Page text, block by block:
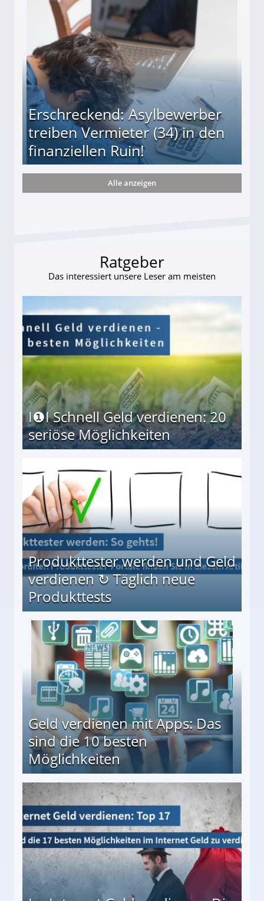
und wie viel?
Erschreckend: Asylbewerber
treiben Vermieter (34) in den
finanziellen Ruin!
(34) in den finanziellen Ruin!
Alle anzeigen
Ratgeber
Das interessiert unsere Leser am meisten
I❶I Schnell Geld verdienen: 20
seriöse Möglichkeiten
Produkttester werden und Geld
verdienen ↻ Täglich neue
Produkttests
↻ Täglich neue Produkttests
Geld verdienen mit Apps: Das
sind die 10 besten
Möglichkeiten
besten Möglichkeiten